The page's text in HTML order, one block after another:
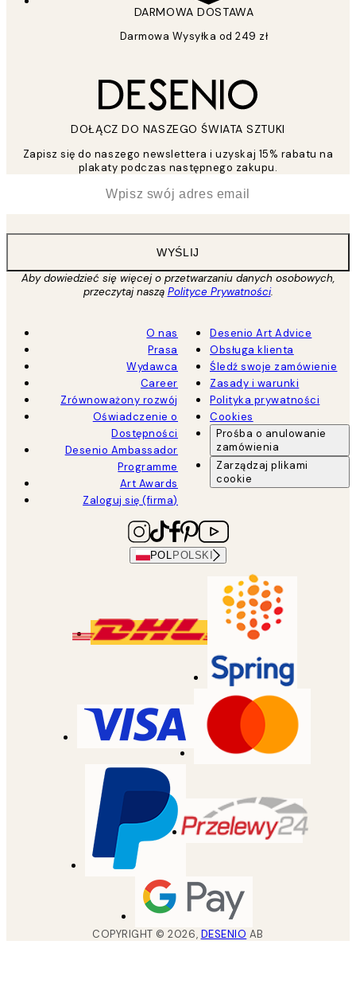
DARMOWA DOSTAWA
Darmowa Wysyłka od 249 zł
DOŁĄCZ DO NASZEGO ŚWIATA SZTUKI
Zapisz się do naszego newslettera i uzyskaj 15% rabatu na
plakaty podczas następnego zakupu.
WYŚLIJ
Aby dowiedzieć się więcej o przetwarzaniu danych osobowych,
przeczytaj naszą Polityce Prywatności.
O nas
Prasa
Wydawca
Career
Zrównoważony rozwój
Oświadczenie o
Dostępności
Desenio Ambassador
Programme
Art Awards
Zaloguj się (firma)
Desenio Art Advice
Obsługa klienta
Śledź swoje zamówienie
Zasady i warunki
Polityka prywatności
Cookies
Prośba o anulowanie
zamówienia
Zarządzaj plikami
cookie
POL POLSKI
COPYRIGHT ©2026, DESENIO AB